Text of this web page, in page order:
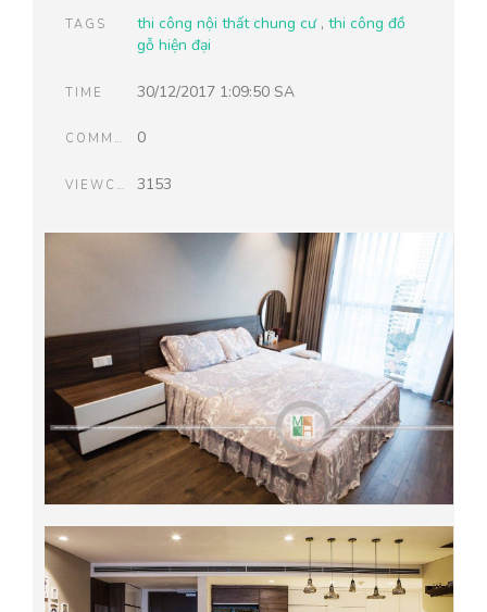
TAGS
thi công nội thất chung cư, thi công đồ
gỗ hiện đại
TIME 30/12/2017 1:09:50 SA
COMMENTS 0
VIEWCOUNT 3153